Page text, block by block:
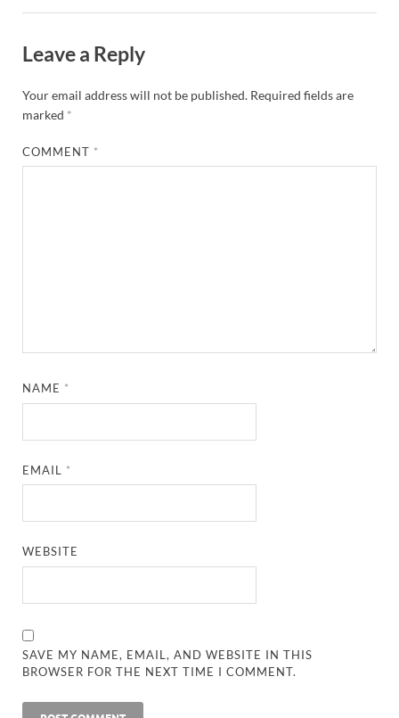
Leave a Reply
Your email address will not be published. Required fields are
marked *
COMMENT *
NAME *
EMAIL *
WEBSITE
SAVE MY NAME, EMAIL, AND WEBSITE IN THIS
BROWSER FOR THE NEXT TIME I COMMENT.